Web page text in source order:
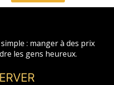
: manger à des prix
les gens heureux.